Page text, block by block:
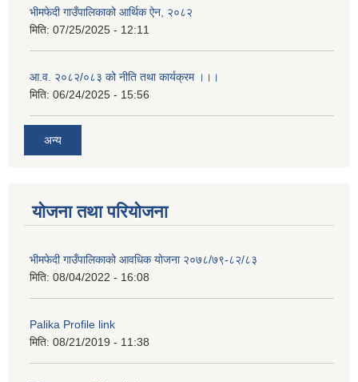
भीमफेदी गाउँपालिकाको आर्थिक ऐन, २०८२
मिति: 07/25/2025 - 12:11
आ.व. २०८२/०८३ को नीति तथा कार्यक्रम ।।।
मिति: 06/24/2025 - 15:56
अन्य
योजना तथा परियोजना
भीमफेदी गाउँपालिकाको आवधिक योजना २०७८/७९-८२/८३
मिति: 08/04/2022 - 16:08
Palika Profile link
मिति: 08/21/2019 - 11:38